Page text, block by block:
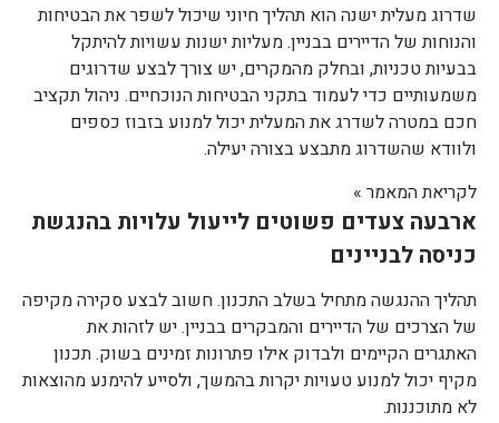
שדרוג מעלית ישנה הוא תהליך חיוני שיכול לשפר את הבטיחות
והנוחות של הדיירים בבניין. מעליות ישנות עשויות להיתקל
בבעיות טכניות, ובחלק מהמקרים, יש צורך לבצע שדרוגים
משמעותיים כדי לעמוד בתקני הבטיחות הנוכחיים. ניהול תקציב
חכם במטרה לשדרג את המעלית יכול למנוע בזבוז כספים
ולוודא שהשדרוג מתבצע בצורה יעילה.
לקריאת המאמר »
ארבעה צעדים פשוטים לייעול עלויות בהנגשת
כניסה לבניינים
תהליך ההנגשה מתחיל בשלב התכנון. חשוב לבצע סקירה מקיפה
של הצרכים של הדיירים והמבקרים בבניין. יש לזהות את
האתגרים הקיימים ולבדוק אילו פתרונות זמינים בשוק. תכנון
מקיף יכול למנוע טעויות יקרות בהמשך, ולסייע להימנע מהוצאות
לא מתוכננות.